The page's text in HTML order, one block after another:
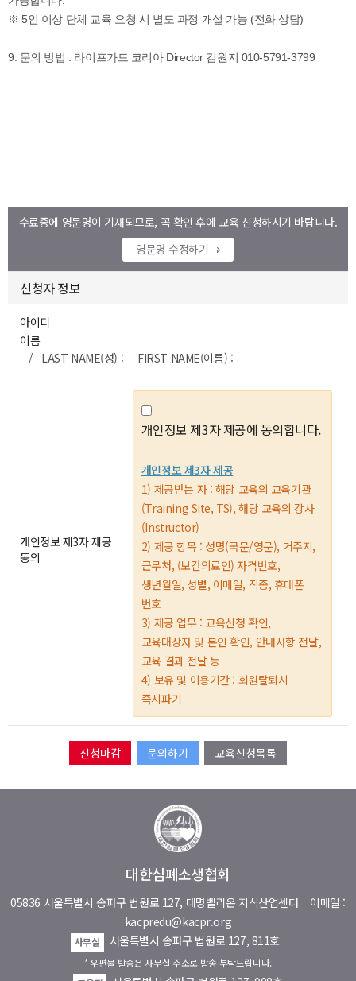
수료증에 영문명이 기재되므로, 꼭 확인 후에 교육 신청하시기 바랍니다.
영문명 수정하기
신청자 정보
아이디
이름
/ LAST NAME(성) : FIRST NAME(이름) :
개인정보 제3자 제공
동의
개인정보 제3자 제공에 동의합니다.
개인정보 제3자 제공
1) 제공받는 자 : 해당 교육의 교육기관
(Training Site, TS), 해당 교육의 강사
(Instructor)
2) 제공 항목 : 성명(국문/영문), 거주지,
근무처, (보건의료인) 자격번호,
생년월일, 성별, 이메일, 직종, 휴대폰
번호
3) 제공 업무 : 교육신청 확인,
교육대상자 및 본인 확인, 안내사항 전달,
교육 결과 전달 등
4) 보유 및 이용기간 : 회원탈퇴시
즉시파기
문의하기 교육신청목록
대한심폐소생협회
05836 서울특별시 송파구 법원로 127, 대명벨리온 지식산업센터 이메일 :
kacpredu@kacpr.org
사무실 서울특별시 송파구 법원로 127, 811호
* 우편물 발송은 사무실 주소로 발송 부탁드립니다.